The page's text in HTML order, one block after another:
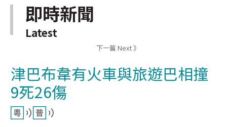
即時新聞
Latest
下一篇 Next 》
津巴布韋有火車與旅遊巴相撞
9死26傷